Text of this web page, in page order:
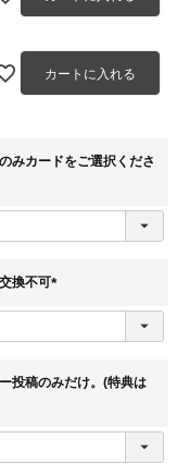
カートに入れる
みカードをご選択くださ
換不可
須
投稿のみだけ。(特典は